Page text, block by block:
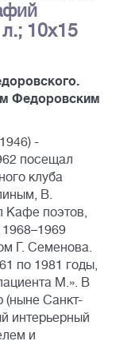
10х15
Федоровским
-
посещал
клуба
В.
Кафе поэтов,
Г. Семенова.
по 1981 годы,
М.». В
(ныне Санкт-
интерьерный
и